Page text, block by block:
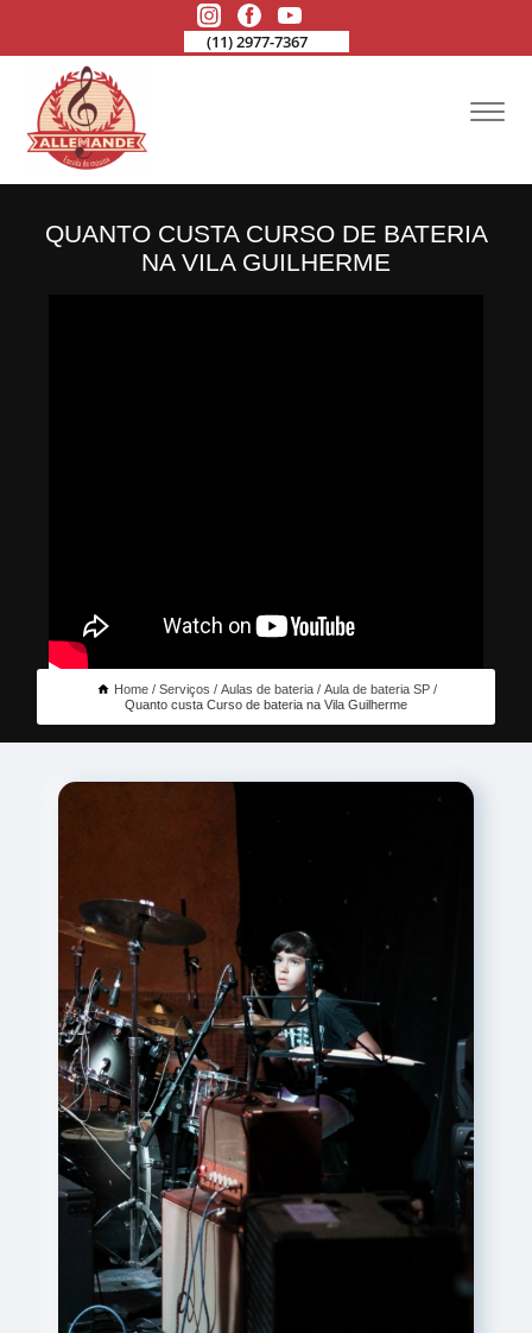
(11) 2977-7367
QUANTO CUSTA CURSO DE BATERIA
NA VILA GUILHERME
Home Serviços Aulas de bateria
Aula de bateria SP
Quanto custa Curso de bateria na Vila Guilherme